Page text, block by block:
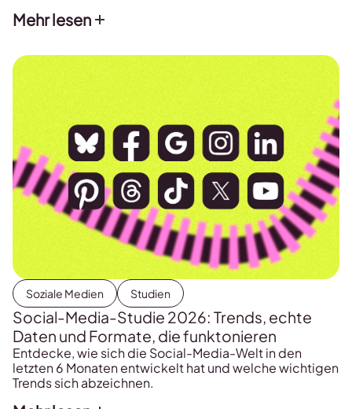
Mehr lesen
Soziale Medien Studien
Social-Media-Studie 2026: Trends, echte
Daten und Formate, die funktonieren
Entdecke, wie sich die Social-Media-Welt in den
letzten 6 Monaten entwickelt hat und welche wichtigen
Trends sich abzeichnen.